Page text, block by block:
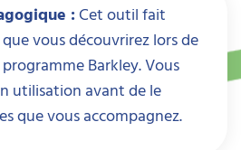
: Cet outil fait
vous découvrirez lors de
Barkley. Vous
utilisation avant de le
que vous accompagnez.